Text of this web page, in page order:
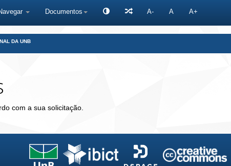
Documentos A- A A+
DA UNB
com a sua solicitação.